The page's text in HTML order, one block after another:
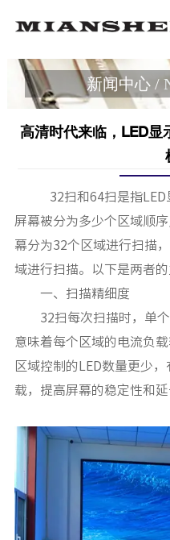
新闻中心 /
高清时代来临，LED显
32扫和64扫是指LED显
屏幕被分为多少个区域顺
幕分为32个区域进行扫描
域进行扫描。以下是两者的
一、扫描精细度
32扫每次扫描时，单个
意味着每个区域的电流负
区域控制的LED数量更少
载，提高屏幕的稳定性和